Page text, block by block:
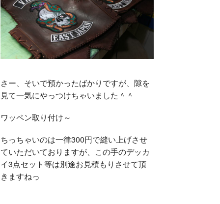
さー、そいで預かったばかりですが、隙を
見て一気にやっつけちゃいました＾＾
ワッペン取り付け～
ちっちゃいのは一律300円で縫い上げさせ
ていただいておりますが、この手のデッカ
イ3点セット等は別途お見積もりさせて頂
きますねっ